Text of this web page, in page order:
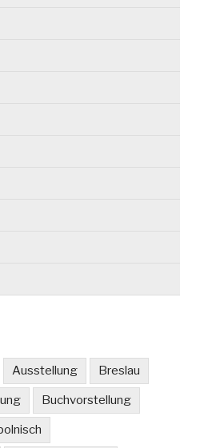
Ausstellung Breslau
Buchvorstellung